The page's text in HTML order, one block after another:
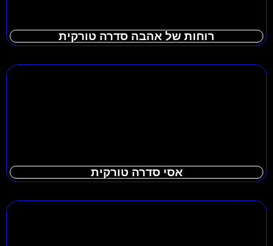
רוחות של אהבה סדרה טורקית
אסי סדרה טורקית